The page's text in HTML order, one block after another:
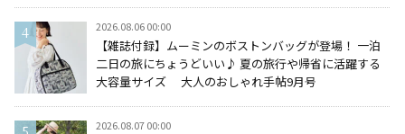
2026.08.06 00:00
【雑誌付録】ムーミンのボストンバッグが登場！ 一泊
二日の旅にちょうどいい♪ 夏の旅行や帰省に活躍する
大容量サイズ 大人のおしゃれ手帖9月号
2026.08.07 00:00